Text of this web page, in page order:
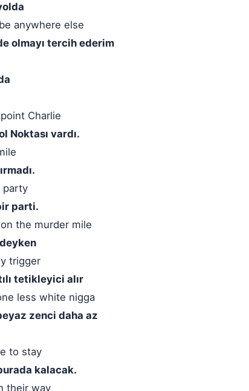
anywhere else
olmayı tercih ederim
Charlie
Noktası vardı.
party
parti.
the murder mile
trigger
tetikleyici alır
less white nigga
zenci daha az
to stay
kalacak.
their way